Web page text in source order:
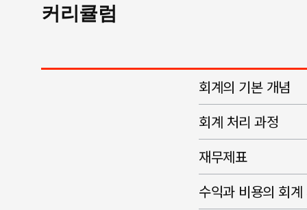
커리큘럼
회계의 기본 개념
회계 처리 과정
재무제표
수익과 비용의 회계